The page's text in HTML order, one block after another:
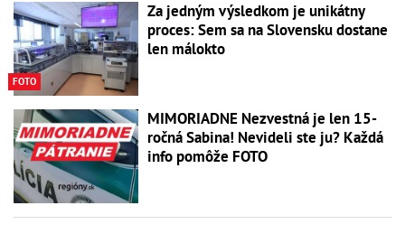
FOTO
Za jedným výsledkom je unikátny
proces: Sem sa na Slovensku dostane
len málokto
MIMORIADNE Nezvestná je len 15-
ročná Sabina! Nevideli ste ju? Každá
info pomôže FOTO